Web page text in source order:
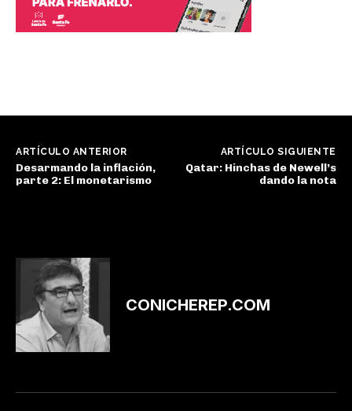
ARTÍCULO ANTERIOR
Desarmando la inflación,
parte 2: El monetarismo
ARTÍCULO SIGUIENTE
Qatar: Hinchas de Newell’s
dando la nota
CONICHEREP.COM